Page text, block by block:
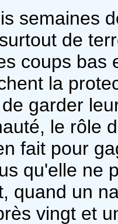
semaines
de
coups bas
la
garder
le rôle
fait pour
qu'elle ne
quand un
vingt et